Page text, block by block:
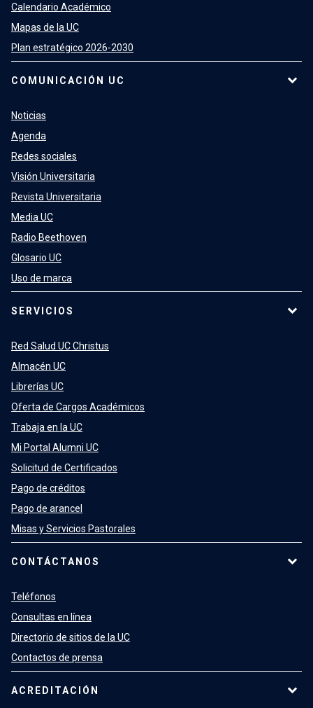
Calendario Académico
Mapas de la UC
Plan estratégico 2026-2030
COMUNICACIÓN UC
Noticias
Agenda
Redes sociales
Visión Universitaria
Revista Universitaria
Media UC
Radio Beethoven
Glosario UC
Uso de marca
SERVICIOS
Red Salud UC Christus
Almacén UC
Librerías UC
Oferta de Cargos Académicos
Trabaja en la UC
Mi Portal Alumni UC
Solicitud de Certificados
Pago de créditos
Pago de arancel
Misas y Servicios Pastorales
CONTÁCTANOS
Teléfonos
Consultas en línea
Directorio de sitios de la UC
Contactos de prensa
ACREDITACIÓN